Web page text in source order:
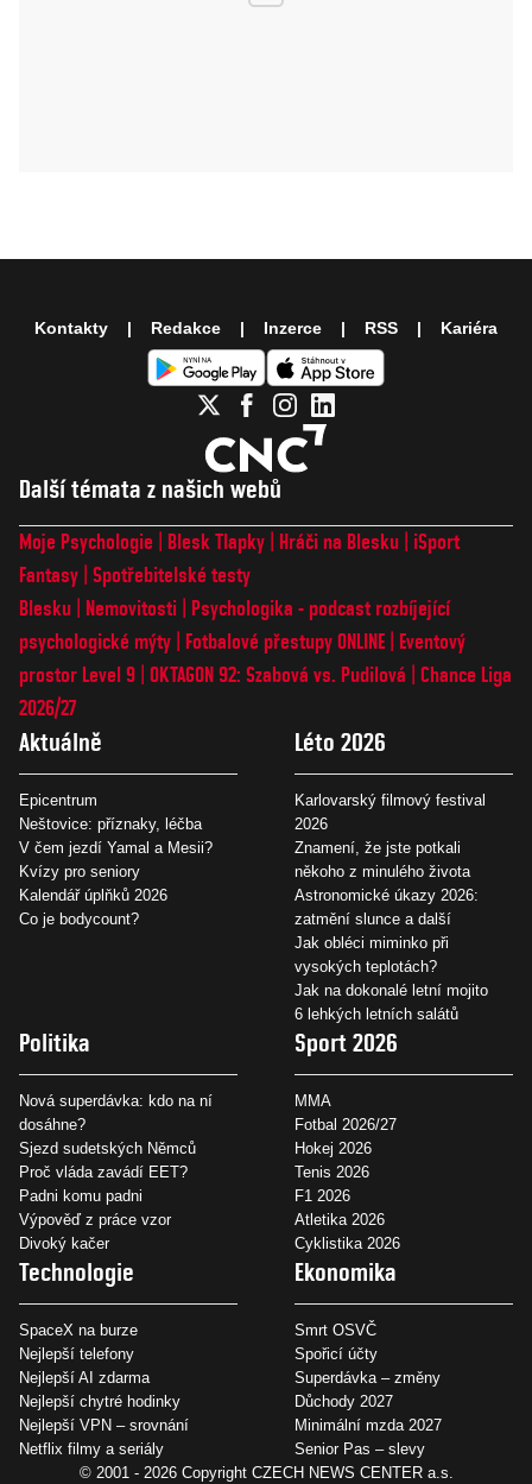
Další témata z našich webů
Moje Psychologie Blesk Tlapky Hráči na Blesku
iSport
Fantasy Spotřebitelské testy
Blesku
Nemovitosti
Psychologika - podcast rozbíjející
psychologické mýty
Fotbalové přestupy ONLINE
Eventový
prostor Level 9 OKTAGON 92: Szabová vs. Pudilová
Chance Liga
2026/27
Aktuálně
Epicentrum
Neštovice: příznaky, léčba
V čem jezdí Yamal a Mesii?
Kvízy pro seniory
Kalendář úplňků 2026
Co je bodycount?
Léto 2026
Karlovarský filmový festival
2026
Znamení, že jste potkali
někoho z minulého života
Astronomické úkazy 2026:
zatmění slunce a další
Jak obléci miminko při
vysokých teplotách?
Jak na dokonalé letní mojito
6 lehkých letních salátů
Politika
Nová superdávka: kdo na ní
dosáhne?
Sjezd sudetských Němců
Proč vláda zavádí EET?
Padni komu padni
Výpověď z práce vzor
Divoký kačer
Sport 2026
MMA
Fotbal 2026/27
Hokej 2026
Tenis 2026
F1 2026
Atletika 2026
Cyklistika 2026
Technologie
SpaceX na burze
Nejlepší telefony
Nejlepší AI zdarma
Nejlepší chytré hodinky
Nejlepší VPN – srovnání
Netflix filmy a seriály
Ekonomika
Smrt OSVČ
Spořicí účty
Superdávka – změny
Důchody 2027
Minimální mzda 2027
Senior Pas – slevy
Kontakty Redakce Inzerce RSS Kariéra
© 2001 - 2026 Copyright CZECH NEWS CENTER a.s.